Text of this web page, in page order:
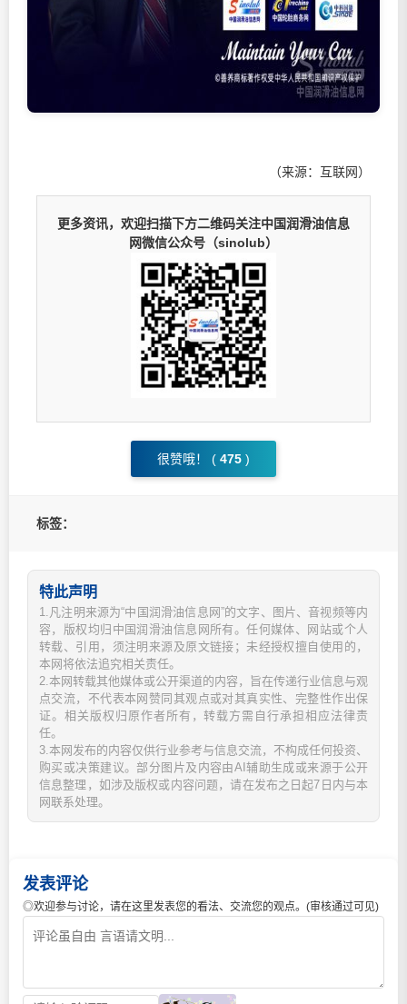
（来源：互联网）
更多资讯，欢迎扫描下方二维码关注中国润滑油信息
网微信公众号（sinolub）
很赞哦！ ( 475 )
标签：
特此声明
1.凡注明来源为“中国润滑油信息网”的文字、图片、音视频等内
容，版权均归中国润滑油信息网所有。任何媒体、网站或个人
转载、引用，须注明来源及原文链接；未经授权擅自使用的，
本网将依法追究相关责任。
2.本网转载其他媒体或公开渠道的内容，旨在传递行业信息与观
点交流，不代表本网赞同其观点或对其真实性、完整性作出保
证。相关版权归原作者所有，转载方需自行承担相应法律责
任。
3.本网发布的内容仅供行业参考与信息交流，不构成任何投资、
购买或决策建议。部分图片及内容由AI辅助生成或来源于公开
信息整理，如涉及版权或内容问题，请在发布之日起7日内与本
网联系处理。
发表评论
◎欢迎参与讨论，请在这里发表您的看法、交流您的观点。(审核通过可见)